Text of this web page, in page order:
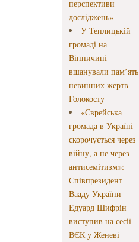
перспективи
досліджень»
У Теплицькій
громаді на
Вінничині
вшанували пам’ять
невинних жертв
Голокосту
«Єврейська
громада в Україні
скорочується через
війну, а не через
антисемітизм»:
Співпрезидент
Вааду України
Едуард Шифрін
виступив на сесії
ВЄК у Женеві